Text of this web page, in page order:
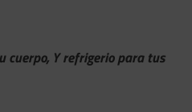
cuerpo, Y refrigerio para tus